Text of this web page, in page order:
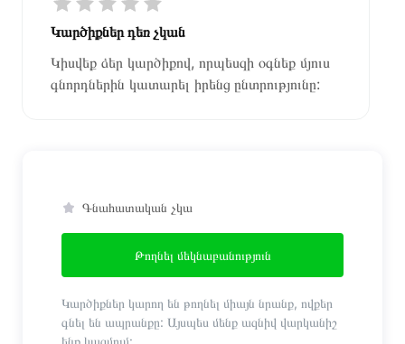
Կարծիքներ դեռ չկան
Կիսվեք ձեր կարծիքով, որպեսզի օգնեք մյուս
գնորդներին կատարել իրենց ընտրությունը:
Գնահատական չկա
Թողնել մեկնաբանություն
Կարծիքներ կարող են թողնել միայն նրանք, ովքեր
գնել են ապրանքը: Այսպես մենք ազնիվ վարկանիշ